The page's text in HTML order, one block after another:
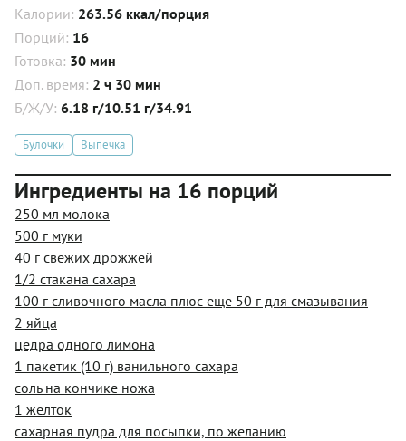
Калории: 263.56 ккал/порция
Порций: 16
Готовка: 30 мин
Доп. время: 2 ч 30 мин
Б/Ж/У: 6.18 г/10.51 г/34.91
Булочки Выпечка
Ингредиенты на 16 порций
250 мл молока
500 г муки
40 г свежих дрожжей
1/2 стакана сахара
100 г сливочного масла плюс еще 50 г для смазывания
2 яйца
цедра одного лимона
1 пакетик (10 г) ванильного сахара
соль на кончике ножа
1 желток
сахарная пудра для посыпки, по желанию